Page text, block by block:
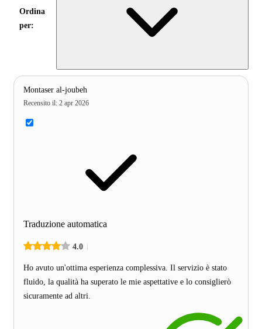
Ordina
per:
Montaser al-joubeh
Recensito il: 2 apr 2026
Traduzione automatica
4.0
Ho avuto un'ottima esperienza complessiva. Il servizio è stato
fluido, la qualità ha superato le mie aspettative e lo consiglierò
sicuramente ad altri.